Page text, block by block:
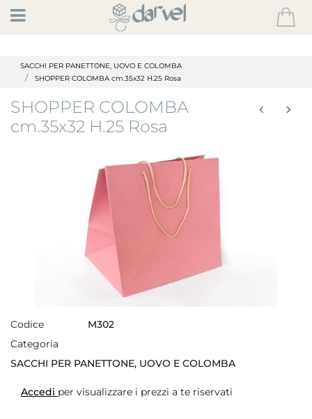
Open
SACCHI PER PANETTONE, UOVO E COLOMBA
SHOPPER COLOMBA cm.35x32 H.25 Rosa
SHOPPER COLOMBA
cm.35x32 H.25 Rosa
Codice
M302
Categoria
SACCHI PER PANETTONE, UOVO E COLOMBA
Accedi per visualizzare i prezzi a te riservati